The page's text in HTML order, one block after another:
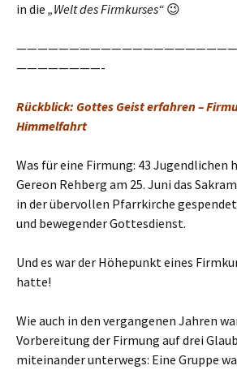
in die „Welt des Firmkurses“ 😉
————————-
Rückblick: Gottes Geist erfahren –
Himmelfahrt
Was für eine Firmung: 43
Gereon Rehberg am 25. Juni das
in der übervollen Pfarrkirche
und bewegender Gottesdienst.
Und es war der Höhepunkt eines
hatte!
Wie auch in den vergangenen Jahren
Vorbereitung der Firmung auf drei
miteinander unterwegs: Eine Gruppe